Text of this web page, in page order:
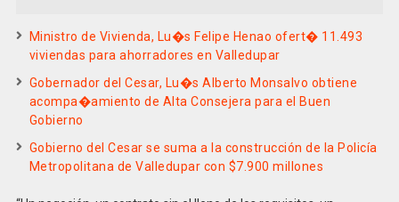
Ministro de Vivienda, Lu�s Felipe Henao ofert� 11.493
viviendas para ahorradores en Valledupar
Gobernador del Cesar, Lu�s Alberto Monsalvo obtiene
acompa�amiento de Alta Consejera para el Buen
Gobierno
Gobierno del Cesar se suma a la construcción de la Policía
Metropolitana de Valledupar con $7.900 millones